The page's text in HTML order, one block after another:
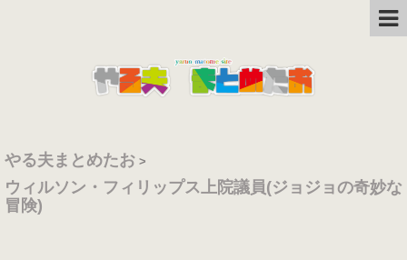
やる夫まとめたお >
ウィルソン・フィリップス上院議員(ジョジョの奇妙な
冒険)